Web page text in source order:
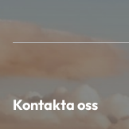
Kontakta oss